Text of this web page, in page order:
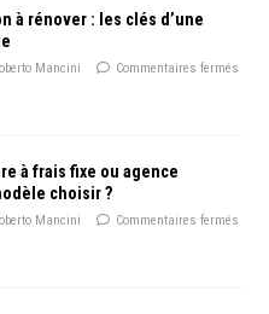
à rénover : les clés d’une
Mancini Commentaires fermés
à frais fixe ou agence
choisir ?
Mancini Commentaires fermés